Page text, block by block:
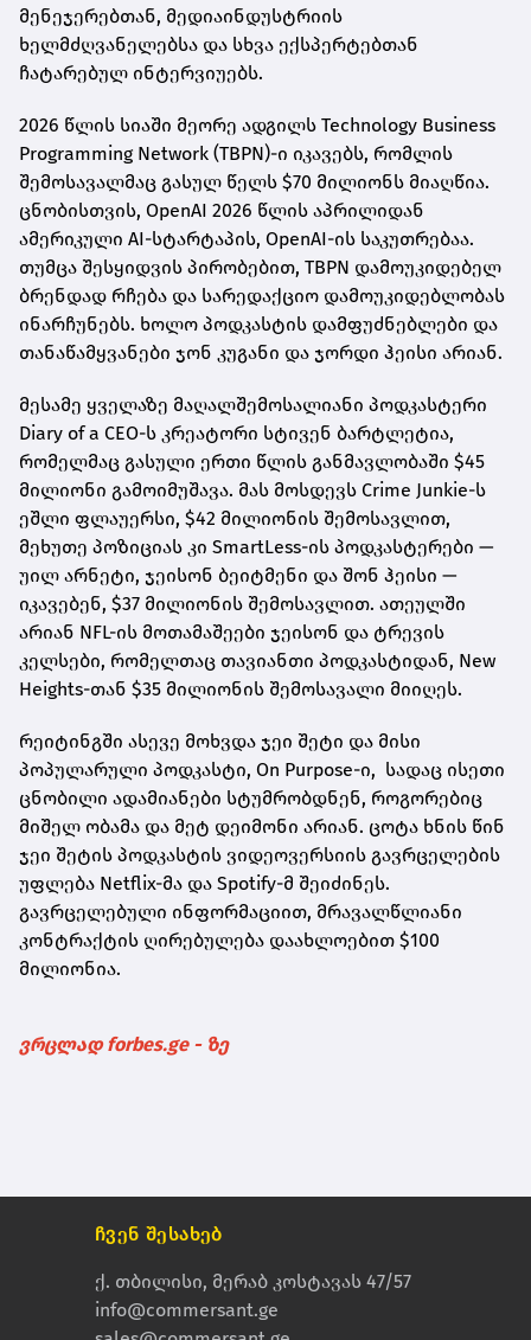
მენეჯერებთან, მედიაინდუსტრიის
ხელმძღვანელებსა და სხვა ექსპერტებთან
ჩატარებულ ინტერვიუებს.
2026 წლის სიაში მეორე ადგილს Technology Business
Programming Network (TBPN)-ი იკავებს, რომლის
შემოსავალმაც გასულ წელს $70 მილიონს მიაღწია.
ცნობისთვის, OpenAI 2026 წლის აპრილიდან
ამერიკული AI-სტარტაპის, OpenAI-ის საკუთრებაა.
თუმცა შესყიდვის პირობებით, TBPN დამოუკიდებელ
ბრენდად რჩება და სარედაქციო დამოუკიდებლობას
ინარჩუნებს. ხოლო პოდკასტის დამფუძნებლები და
თანაწამყვანები ჯონ კუგანი და ჯორდი ჰეისი არიან.
მესამე ყველაზე მაღალშემოსალიანი პოდკასტერი
Diary of a CEO-ს კრეატორი სტივენ ბარტლეტია,
რომელმაც გასული ერთი წლის განმავლობაში $45
მილიონი გამოიმუშავა. მას მოსდევს Crime Junkie-ს
ეშლი ფლაუერსი, $42 მილიონის შემოსავლით,
მეხუთე პოზიციას კი SmartLess-ის პოდკასტერები —
უილ არნეტი, ჯეისონ ბეიტმენი და შონ ჰეისი —
იკავებენ, $37 მილიონის შემოსავლით. ათეულში
არიან NFL-ის მოთამაშეები ჯეისონ და ტრევის
კელსები, რომელთაც თავიანთი პოდკასტიდან, New
Heights-თან $35 მილიონის შემოსავალი მიიღეს.
რეიტინგში ასევე მოხვდა ჯეი შეტი და მისი
პოპულარული პოდკასტი, On Purpose-ი, სადაც ისეთი
ცნობილი ადამიანები სტუმრობდნენ, როგორებიც
მიშელ ობამა და მეტ დეიმონი არიან. ცოტა ხნის წინ
ჯეი შეტის პოდკასტის ვიდეოვერსიის გავრცელების
უფლება Netflix-მა და Spotify-მ შეიძინეს.
გავრცელებული ინფორმაციით, მრავალწლიანი
კონტრაქტის ღირებულება დაახლოებით $100
მილიონია.
ვრცლად forbes.ge - ზე
ჩვენ შესახებ
ქ. თბილისი, მერაბ კოსტავას 47/57
info@commersant.ge